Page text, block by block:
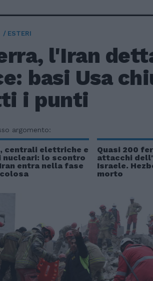
ESTERI
l'Iran
basi Usa
i punti
argomento:
centrali elettriche e
lo scontro
entra nella fase
Quasi 200
attacchi
Israele.
morto